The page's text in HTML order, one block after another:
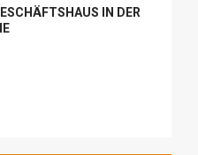
IN DER